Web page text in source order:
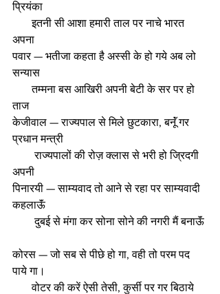
प्रियंका
       इतनी सी आशा हमारी ताल पर नाचे भारत
अपना
पवार — भतीजा कहता है अस्सी के हो गये अब लो
सन्यास
       तम्मना बस आखिरी अपनी बेटी के सर पर हो
ताज
केजीवाल — राज्यपाल से मिले छुटकारा, बनूॅंं गर
प्रधान मन्त्री
        राज्यपालों की रोज़ क्लास से भरी हो ज्रिदगी
अपनी
पिनारयी — साम्यवाद तो आने से रहा पर साम्यवादी
कहलाऊॅं
        दुबई से मंगा कर सोना सोने की नगरी मैं बनाऊॅं
कोरस — जो सब से पीछे हो गा, वही तो परम पद
पाये गा।
       वोटर की करें ऐसी तेसी, कुर्सी पर गर बिठाये